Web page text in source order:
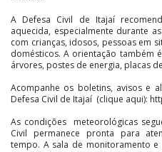
A Defesa Civil de Itajaí
aquecida, especialmente durante
com crianças, idosos, pessoas em
domésticos. A orientação também
árvores, postes de energia, placas
Acompanhe os boletins, avisos e
Defesa Civil de Itajaí (clique aqui):
As condições meteorológicas
Civil permanece pronta para
tempo. A sala de monitoramento